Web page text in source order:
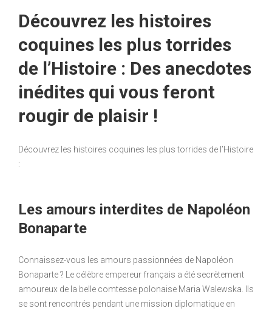
Découvrez les histoires
coquines les plus torrides
de l’Histoire : Des anecdotes
inédites qui vous feront
rougir de plaisir !
Découvrez les histoires coquines les plus torrides de l’Histoire
:
Les amours interdites de Napoléon
Bonaparte
Connaissez-vous les amours passionnées de Napoléon
Bonaparte ? Le célèbre empereur français a été secrètement
amoureux de la belle comtesse polonaise Maria Walewska. Ils
se sont rencontrés pendant une mission diplomatique en